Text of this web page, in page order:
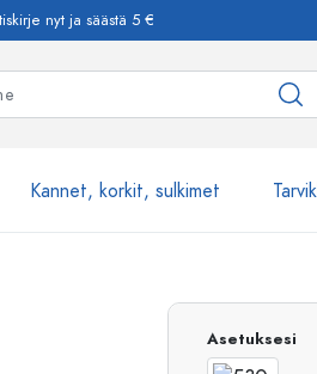
nyt ja säästä 5 €
Kannet, korkit, sulkimet
Asetuksesi